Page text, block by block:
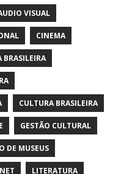
VISUAL
CINEMA
BRASILEIRA
CULTURA BRASILEIRA
GESTÃO CULTURAL
DE MUSEUS
LITERATURA